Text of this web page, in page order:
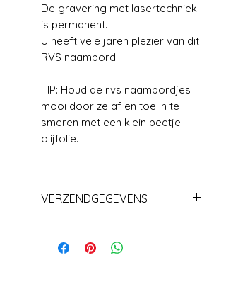
De gravering met lasertechniek
is permanent.
U heeft vele jaren plezier van dit
RVS naambord.
TIP: Houd de rvs naambordjes
mooi door ze af en toe in te
smeren met een klein beetje
olijfolie.
VERZENDGEGEVENS